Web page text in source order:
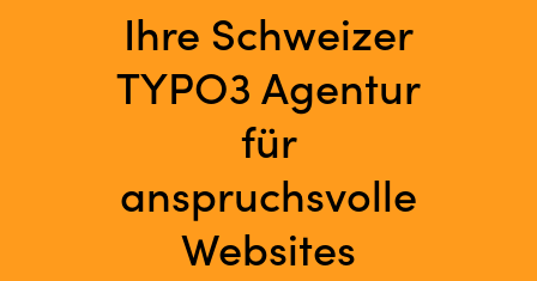
Ihre Schweizer
TYPO3 Agentur
für
anspruchsvolle
Websites